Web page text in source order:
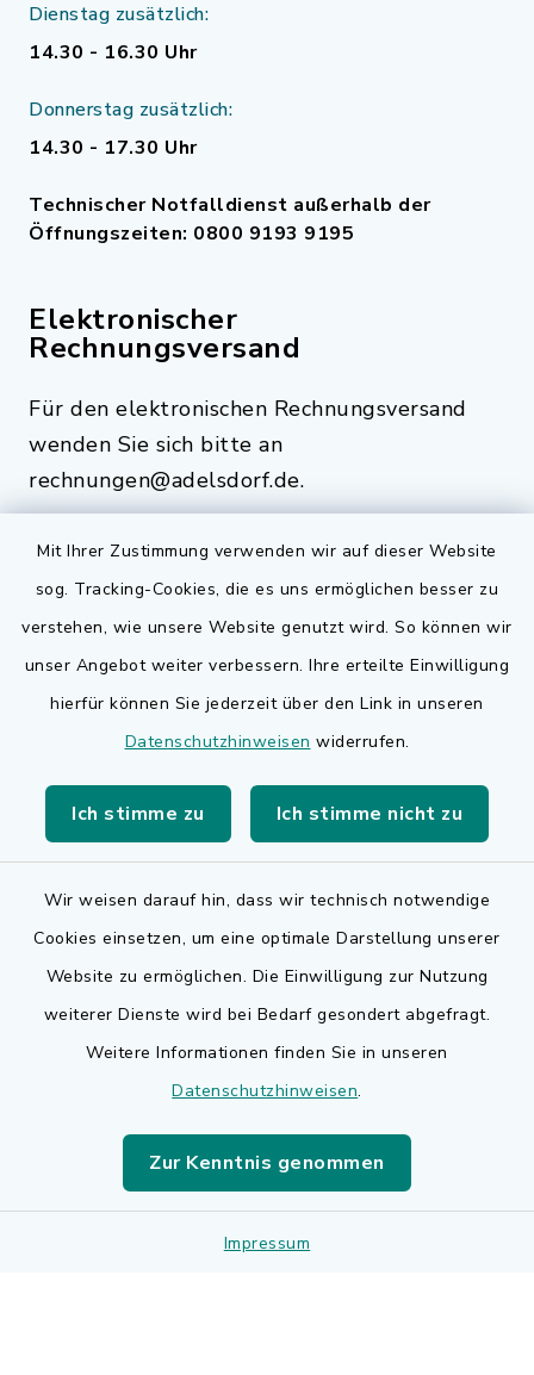
Mit Ihrer Zustimmung verwenden wir auf dieser Website
sog. Tracking-Cookies, die es uns ermöglichen besser zu
verstehen, wie unsere Website genutzt wird. So können wir
unser Angebot weiter verbessern. Ihre erteilte Einwilligung
hierfür können Sie jederzeit über den Link in unseren
Datenschutzhinweisen widerrufen.
Ich stimme zu Ich stimme nicht zu
Wir weisen darauf hin, dass wir technisch notwendige
Cookies einsetzen, um eine optimale Darstellung unserer
Website zu ermöglichen. Die Einwilligung zur Nutzung
weiterer Dienste wird bei Bedarf gesondert abgefragt.
Weitere Informationen finden Sie in unseren
Datenschutzhinweisen.
Zur Kenntnis genommen
Impressum
Dienstag zusätzlich:
14.30 - 16.30 Uhr
Donnerstag zusätzlich:
14.30 - 17.30 Uhr
Technischer Notfalldienst außerhalb der
Öffnungszeiten: 0800 9193 9195
Elektronischer
Rechnungsversand
Für den elektronischen Rechnungsversand
wenden Sie sich bitte an
rechnungen@adelsdorf.de.
Quicklinks
Bauen in Adelsdorf
BayernPortal
Landkreis Erlangen-Höchstadt
Barrierefreiheit
Impressum
Sitemap